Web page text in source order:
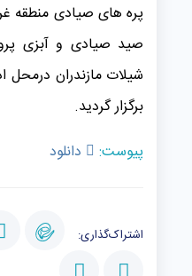
پره های صیادی منطقه
صید صیادی و آبزی
شیلات مازندران درمحل
برگزار گردید.
پیوست:
دانلود
اشتراک‌گذاری: